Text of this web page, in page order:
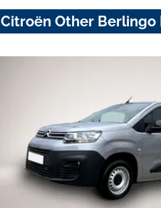
Citroën Other Berlingo